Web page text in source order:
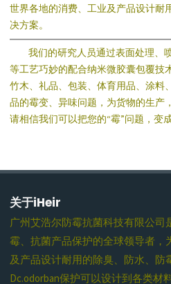
世界各地的消费、工业及产品设计耐
决方案。
我们的研究人员通过表面处理、
等工艺巧妙的配合纳米微胶囊包覆技
竹木、礼品、包装、体育用品、涂料
品的霉变、异味问题，为货物的生产
请相信我们可以把您的“霉”问题，变成
关于iHeir
广州艾浩尔防霉抗菌科技有限公司
霉、抗菌产品保护的全球领导者，
及产品设计耐用的除臭、防水、防
Dc.odorban保护可以设计到各类材